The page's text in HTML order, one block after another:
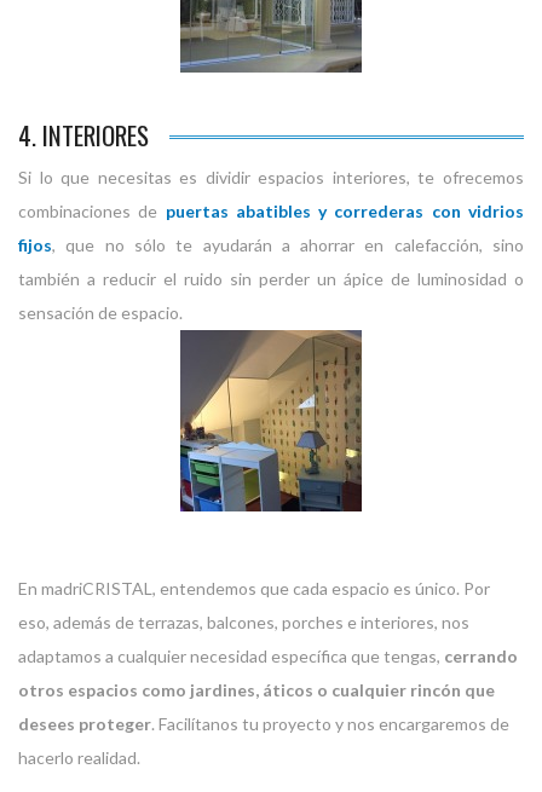
4. INTERIORES
Si lo que necesitas es dividir espacios interiores, te ofrecemos
combinaciones de puertas abatibles y correderas con vidrios
fijos, que no sólo te ayudarán a ahorrar en calefacción, sino
también a reducir el ruido sin perder un ápice de luminosidad o
sensación de espacio.
En madriCRISTAL, entendemos que cada espacio es único. Por
eso, además de terrazas, balcones, porches e interiores, nos
adaptamos a cualquier necesidad específica que tengas, cerrando
otros espacios como jardines, áticos o cualquier rincón que
desees proteger. Facilítanos tu proyecto y nos encargaremos de
hacerlo realidad.